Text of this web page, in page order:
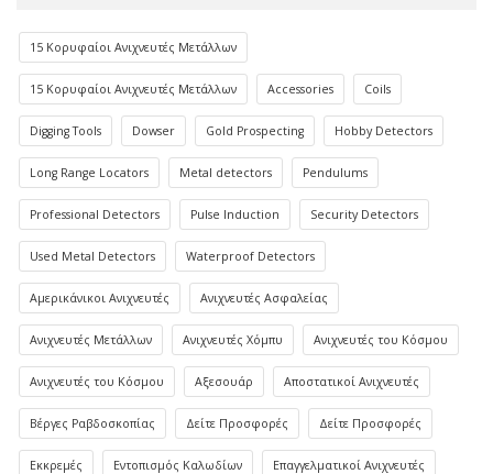
15 Κορυφαίοι Ανιχνευτές Μετάλλων
15 Κορυφαίοι Ανιχνευτές Μετάλλων Accessories Coils
Digging Tools Dowser Gold Prospecting Hobby Detectors
Long Range Locators Metal detectors Pendulums
Professional Detectors Pulse Induction Security Detectors
Used Metal Detectors Waterproof Detectors
Αμερικάνικοι Ανιχνευτές Ανιχνευτές Ασφαλείας
Ανιχνευτές Μετάλλων Ανιχνευτές Χόμπυ Ανιχνευτές του Κόσμου
Ανιχνευτές του Κόσμου Αξεσουάρ Αποστατικοί Ανιχνευτές
Βέργες Ραβδοσκοπίας Δείτε Προσφορές Δείτε Προσφορές
Εκκρεμές Εντοπισμός Καλωδίων Επαγγελματικοί Ανιχνευτές